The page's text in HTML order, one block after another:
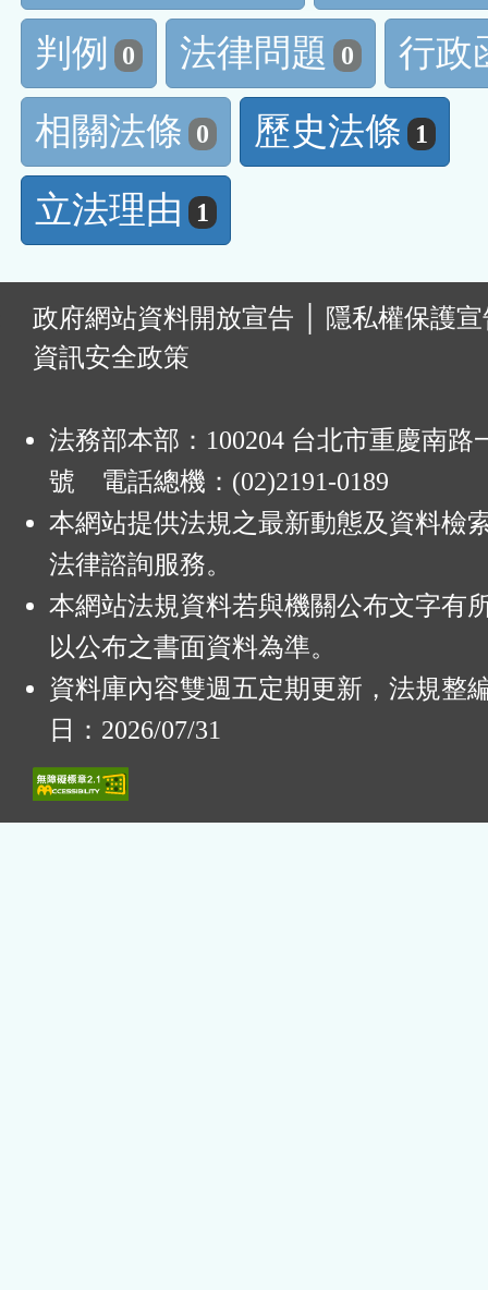
判例
0 法律問題 0
行政
相關法條 0 歷史法條 1
立法理由 1
政府網站資料開放宣告
隱私權保護
資訊安全政策
法務部本部：100204 台北市重慶南路
號 電話總機：(02)2191-0189
本網站提供法規之最新動態及資料檢
法律諮詢服務。
本網站法規資料若與機關公布文字有
以公布之書面資料為準。
資料庫內容雙週五定期更新，法規整
日：2026/07/31